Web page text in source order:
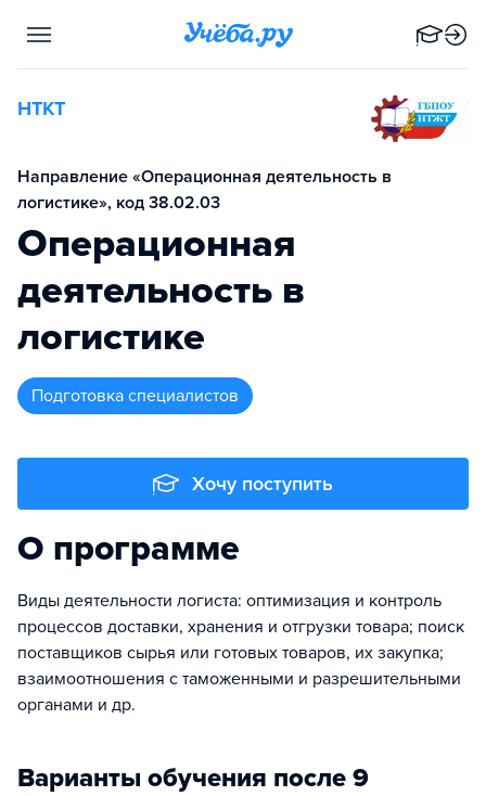
НТКТ
Направление «Операционная деятельность в
логистике», код 38.02.03
Операционная
деятельность в
логистике
подготовка специалистов
Хочу поступить
О программе
Виды деятельности логиста: оптимизация и контроль
процессов доставки, хранения и отгрузки товара; поиск
поставщиков сырья или готовых товаров, их закупка;
взаимоотношения с таможенными и разрешительными
органами и др.
Варианты обучения после 9